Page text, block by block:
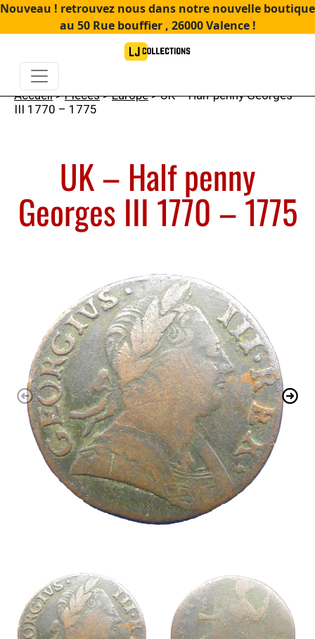
Nouveau ! retrouvez nous dans notre nouvelle boutique
au 50 Rue bouffier , 26000 Valence !
Accueil>Pièces>Europe> UK – Half penny Georges
III 1770 – 1775
UK – Half penny
Georges III 1770 – 1775